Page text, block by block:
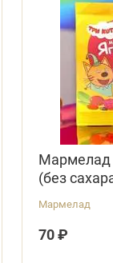
Мармелад
(без
Мармелад
70 ₽